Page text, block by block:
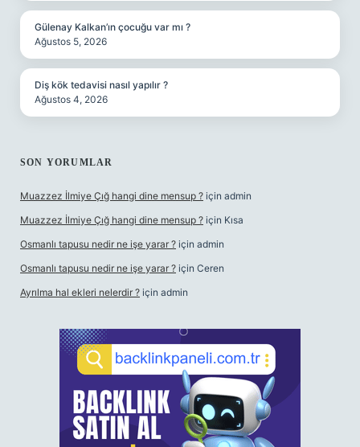
Gülenay Kalkan’ın çocuğu var mı ?
Ağustos 5, 2026
Diş kök tedavisi nasıl yapılır ?
Ağustos 4, 2026
SON YORUMLAR
Muazzez İlmiye Çığ hangi dine mensup ? için admin
Muazzez İlmiye Çığ hangi dine mensup ? için Kısa
Osmanlı tapusu nedir ne işe yarar ? için admin
Osmanlı tapusu nedir ne işe yarar ? için Ceren
Ayrılma hal ekleri nelerdir ? için admin